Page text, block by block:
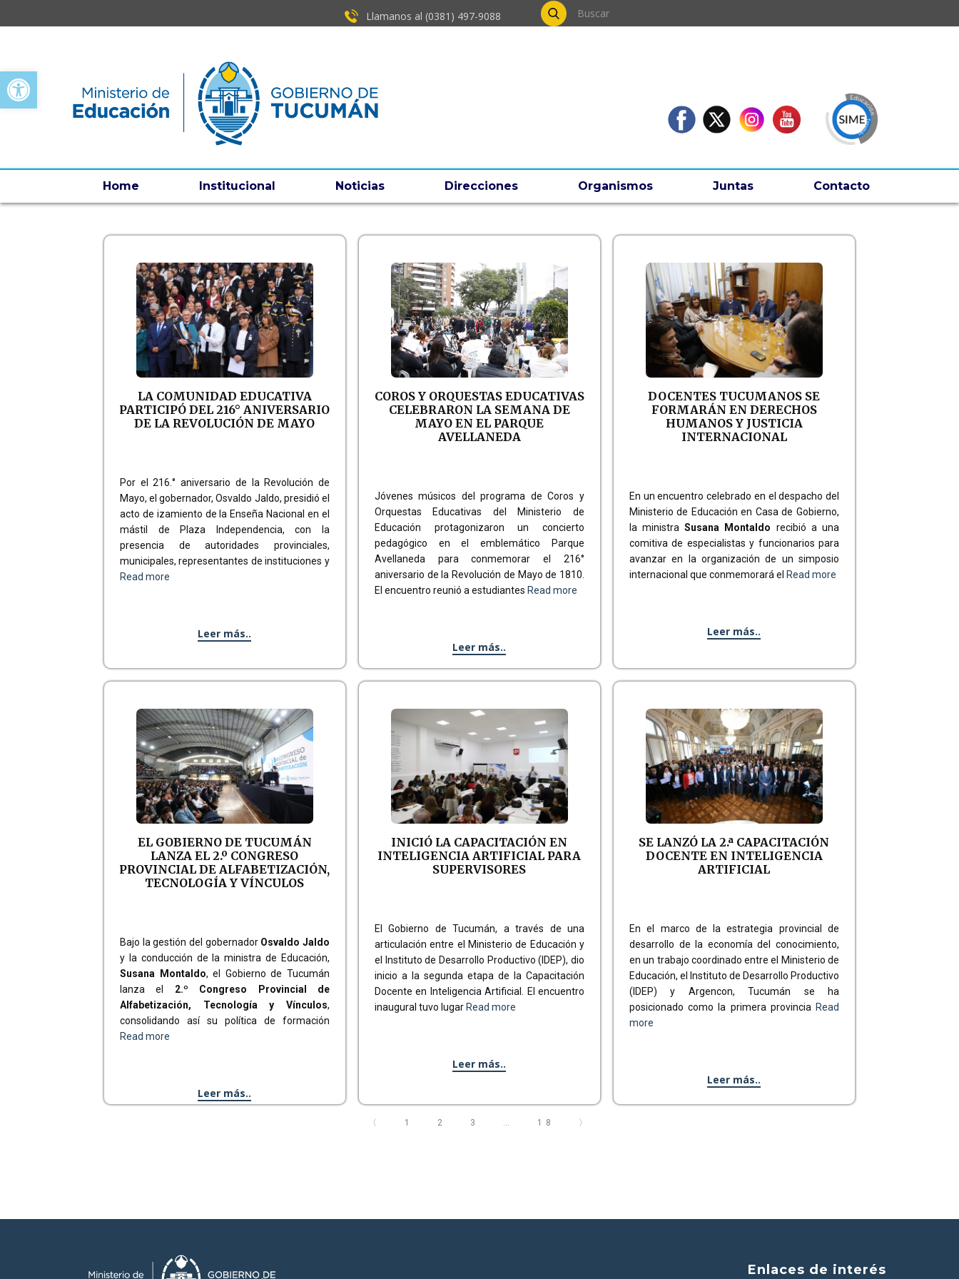
Open toolbar
Llamanos al (0381) ​497-9088
Home Institucional Noticias Direcciones Organismos Juntas Contacto
LA COMUNIDAD EDUCATIVA
PARTICIPÓ DEL 216° ANIVERSARIO
DE LA REVOLUCIÓN DE MAYO
Por el 216.° aniversario de la Revolución de
Mayo, el gobernador, Osvaldo Jaldo, presidió el
acto de izamiento de la Enseña Nacional en el
mástil de Plaza Independencia, con la
presencia de autoridades provinciales,
municipales, representantes de instituciones y
Read more
Leer más..
COROS Y ORQUESTAS EDUCATIVAS
CELEBRARON LA SEMANA DE
MAYO EN EL PARQUE
AVELLANEDA
Jóvenes músicos del programa de Coros y
Orquestas Educativas del Ministerio de
Educación protagonizaron un concierto
pedagógico en el emblemático Parque
Avellaneda para conmemorar el 216°
aniversario de la Revolución de Mayo de 1810.
El encuentro reunió a estudiantes Read more
Leer más..
DOCENTES TUCUMANOS SE
FORMARÁN EN DERECHOS
HUMANOS Y JUSTICIA
INTERNACIONAL
En un encuentro celebrado en el despacho del
Ministerio de Educación en Casa de Gobierno,
la ministraSusana Montaldo recibió a una
comitiva de especialistas y funcionarios para
avanzar en la organización de un simposio
internacional que conmemorará el Read more
Leer más..
EL GOBIERNO DE TUCUMÁN
LANZA EL 2.º CONGRESO
PROVINCIAL DE ALFABETIZACIÓN,
TECNOLOGÍA Y VÍNCULOS
Bajo la gestión del gobernador Osvaldo Jaldo
y la conducción de la ministra de Educación,
Susana Montaldo, el Gobierno de Tucumán
lanza el 2.º Congreso Provincial de
Alfabetización, Tecnología y Vínculos,
consolidando así su política de formación
Read more
Leer más..
INICIÓ LA CAPACITACIÓN EN
INTELIGENCIA ARTIFICIAL PARA
SUPERVISORES
El Gobierno de Tucumán, a través de una
articulación entre el Ministerio de Educación y
el Instituto de Desarrollo Productivo (IDEP), dio
inicio a la segunda etapa de la Capacitación
Docente en Inteligencia Artificial. El encuentro
inaugural tuvo lugar Read more
Leer más..
SE LANZÓ LA 2.ª CAPACITACIÓN
DOCENTE EN INTELIGENCIA
ARTIFICIAL
En el marco de la estrategia provincial de
desarrollo de la economía del conocimiento,
en un trabajo coordinado entre el Ministerio de
Educación, el Instituto de Desarrollo Productivo
(IDEP) y Argencon, Tucumán se ha
posicionado como la primera provincia Read
more
Leer más..
〈 1 2 3 … 18 〉
Enlaces de interés